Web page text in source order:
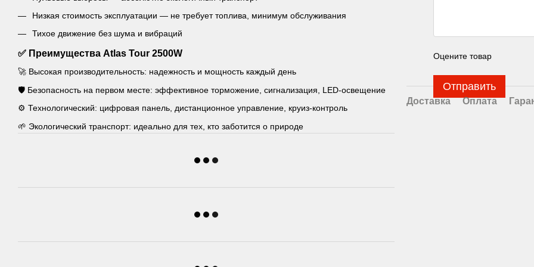
Низкая стоимость эксплуатации — не требует топлива, минимум обслуживания
Тихое движение без шума и вибраций
✅ Преимущества Atlas Tour 2500W
🚀 Высокая производительность: надежность и мощность каждый день
🛡 Безопасность на первом месте: эффективное торможение, сигнализация, LED-освещение
⚙️ Технологический: цифровая панель, дистанционное управление, круиз-контроль
🌱 Экологический транспорт: идеально для тех, кто заботится о природе
Оцените товар
Отправить
Доставка Оплата